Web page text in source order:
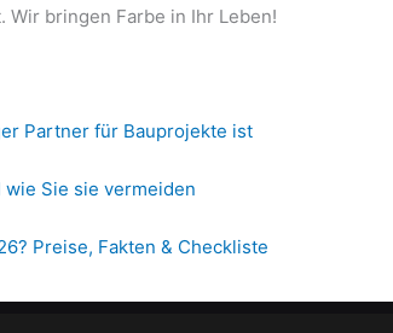
bringen Farbe in Ihr Leben!
Partner für Bauprojekte ist
Sie sie vermeiden
Preise, Fakten & Checkliste